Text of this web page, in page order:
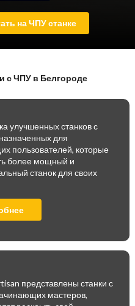
на ЧПУ станке
с ЧПУ в Белгороде
улучшенных станков с
для
пользователей, которые
более мощный и
станок для своих
представлены станки с
мастеров,